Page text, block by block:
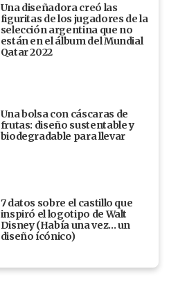
Una diseñadora creó las
figuritas de los jugadores de la
selección argentina que no
están en el álbum del Mundial
Qatar 2022
Una bolsa con cáscaras de
frutas: diseño sustentable y
biodegradable para llevar
7 datos sobre el castillo que
inspiró el logotipo de Walt
Disney (Había una vez... un
diseño ícónico)